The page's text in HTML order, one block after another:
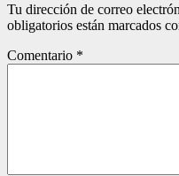
Tu dirección de correo
obligatorios están marcados
Comentario *